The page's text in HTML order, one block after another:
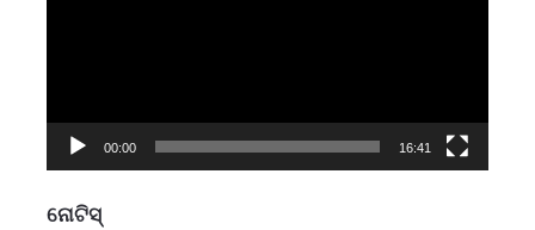
00:00 16:41
ନୋଟିସ୍